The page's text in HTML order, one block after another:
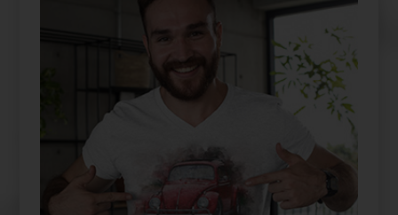
PERSONALIZEAZĂ-ȚI PRODUSUL